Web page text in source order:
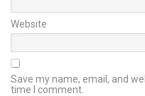
Website
Save my name, email, and
time I comment.